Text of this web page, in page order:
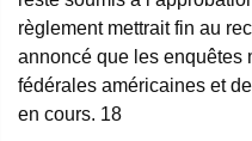
règlement mettrait fin au
annoncé que les enquêtes
fédérales américaines et
en cours. 18